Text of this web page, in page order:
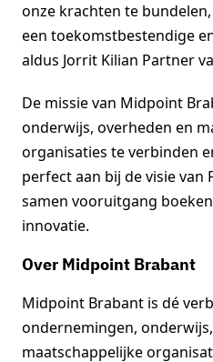
onze krachten te
een toekomstbestendige
aldus Jorrit Kilian Partner
De missie van Midpoint
onderwijs, overheden en
organisaties te verbinden
perfect aan bij de visie van
samen vooruitgang
innovatie.
Over Midpoint Brabant
Midpoint Brabant is dé
ondernemingen,
maatschappelijke